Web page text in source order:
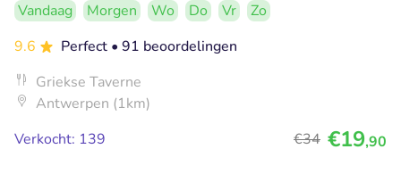
Vandaag Morgen Wo Do Vr
Zo
9.6
Perfect • 91 beoordelingen
Griekse Taverne
Antwerpen (1km)
Verkocht: 139
€34 €19,90